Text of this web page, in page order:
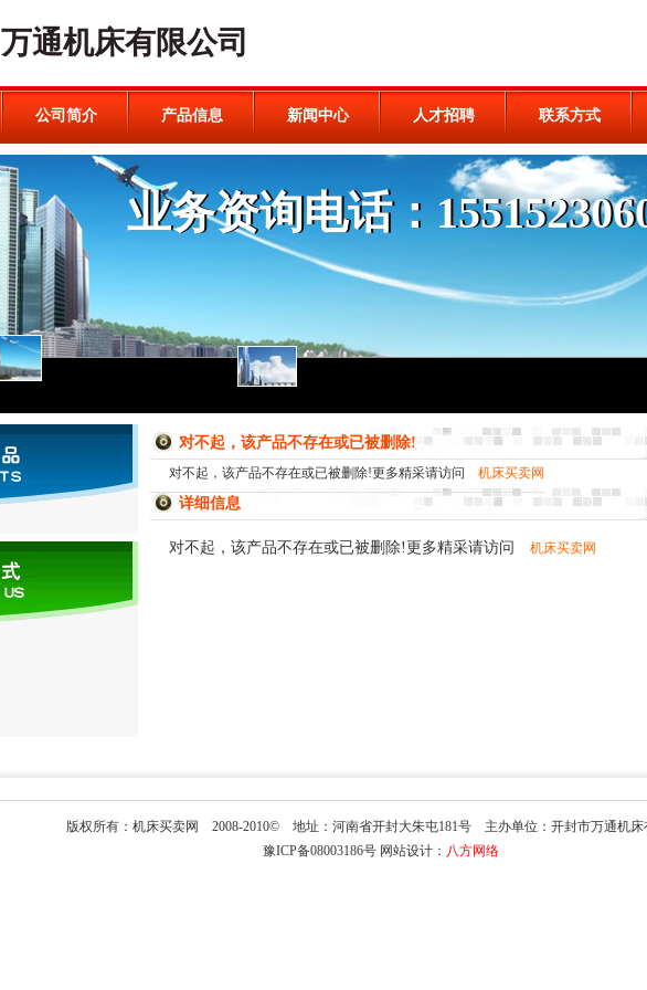
万通机床有限公司
公司简介 产品信息 新闻中心 人才招聘 联系方式
对不起，该产品不存在或已被删除!
对不起，该产品不存在或已被删除!更多精采请访问 机床买卖网
详细信息
对不起，该产品不存在或已被删除!更多精采请访问 机床买卖网
版权所有： 机床买卖网
2008-2010© 地址：河南省开封大朱屯181号 主办单位：开封市万通机床
豫ICP备08003186号 网站设计： 八方网络